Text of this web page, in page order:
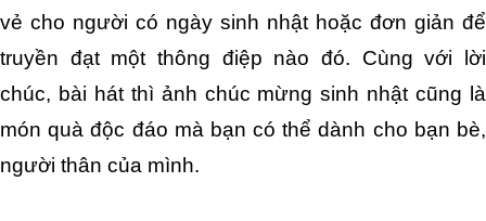
vẻ cho người có ngày sinh nhật hoặc đơn giản để
truyền đạt một thông điệp nào đó. Cùng với lời
chúc, bài hát thì ảnh chúc mừng sinh nhật cũng là
món quà độc đáo mà bạn có thể dành cho bạn bè,
người thân của mình.